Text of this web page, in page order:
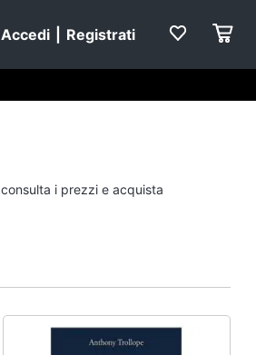
Accedi Registrati
i prezzi e acquista